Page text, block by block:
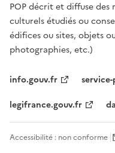
POP décrit et diffuse
culturels étudiés ou
édifices ou sites, objets
photographies, etc.)
info.gouv.fr
legifrance.gouv.fr
Accessibilité : non conforme